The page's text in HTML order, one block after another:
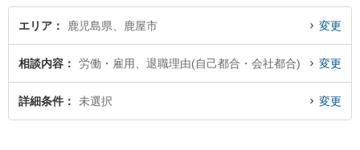
エリア 鹿児島県、鹿屋市 変更
相談内容 労働・雇用、退職理由(自己都合・会社都合) 変更
詳細条件 未選択 変更